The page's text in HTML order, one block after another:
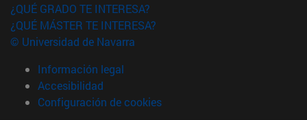
¿QUÉ GRADO TE INTERESA?
¿QUÉ MÁSTER TE INTERESA?
© Universidad de Navarra
Información legal
Accesibilidad
Configuración de cookies